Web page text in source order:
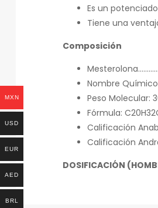
Es un
Tiene una
Composición
Nombre
Peso Molecular:
Fórmula:
Calificación
Calificación
DOSIFICACIÓN
MXN
USD
EUR
AED
BRL